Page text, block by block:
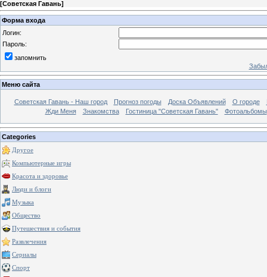
[Советская Гавань]
Форма входа
Логин:
Пароль:
запомнить
Меню сайта
Советская Гавань - Наш город Прогноз погоды Доска Объявлений О городе
Жди Меня
Знакомства Гостиница "Советская Гавань" Фотоальбомы
Categories
Другое
Компьютерные игры
Красота и здоровье
Люди и блоги
Музыка
Общество
Путешествия и события
Развлечения
Сериалы
Спорт